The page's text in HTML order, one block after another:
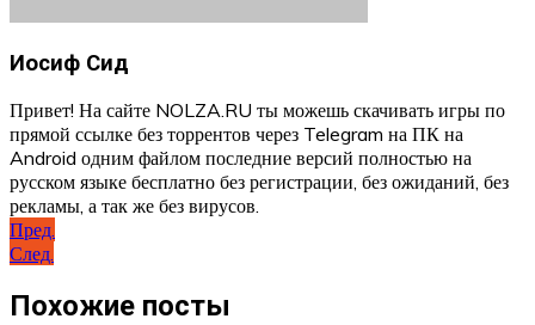
Иосиф Сид
Привет! На сайте NOLZA.RU ты можешь скачивать игры по
прямой ссылке без торрентов через Telegram на ПК на
Android одним файлом последние версий полностью на
русском языке бесплатно без регистрации, без ожиданий, без
рекламы, а так же без вирусов.
Навигация
по
записям
Пред.
След.
Похожие посты